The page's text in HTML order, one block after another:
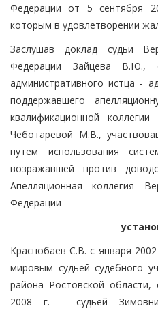
Федерации от 5 сентября
которым в удовлетворении
Заслушав доклад судьи
Федерации Зайцева В.Ю.,
административного истца -
поддержавшего
квалификационной
Чеботаревой М.В.,
путем использования
возражавшей против
Апелляционная коллегия
Федерации
Краснобаев С.В. с января
мировым судьей судебного
района Ростовской
2008 г. - судьей